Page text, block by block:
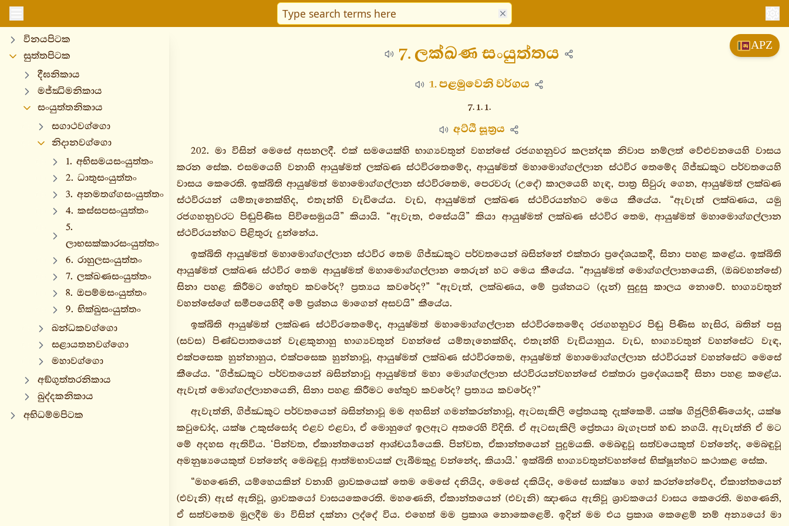
විනයපිටක
සුත්තපිටක
දීඝනිකාය
මජ්ඣිමනිකාය
සංයුත්තනිකාය
සගාථවග්ගො
නිදානවග්ගො
1. අභිසමයසංයුත්තං
2. ධාතුසංයුත්තං
3. අනමතග්ගසංයුත්තං
4. කස්සපසංයුත්තං
5.
ලාභසක්කාරසංයුත්තං
6. රාහුලසංයුත්තං
7. ලක්ඛණසංයුත්තං
8. ඔපම්මසංයුත්තං
9. භික්ඛුසංයුත්තං
ඛන්ධකවග්ගො
සළායතනවග්ගො
මහාවග්ගො
අඞ්ගුත්තරනිකාය
ඛුද්දකනිකාය
අභිධම්මපිටක
APZ
7. ලක්ඛණ සංයුත්තය
1. පළමුවෙනි වර්ගය
7. 1. 1.
අට්ඨි සූත්‍රය
202. මා විසින් මෙසේ අසනලදී. එක් සමයෙක්හි භාග්‍යවතුන් වහන්සේ රජගහනුවර කලන්දක නිවාප නම්ලත් වේළුවනයෙහි වාසය
කරන සේක. එසමයෙහි වනාහි ආයුෂ්මත් ලක්ඛණ ස්ථවිරතෙමේද, ආයුෂ්මත් මහාමොග්ගල්ලාන ස්ථවිර තෙමේද ගිජ්ඣකූට පර්වතයෙහි
වාසය කෙරෙති. ඉක්බිති ආයුෂ්මත් මහාමොග්ගල්ලාන ස්ථවිරතෙම, පෙරවරු (උදේ) කාලයෙහි හැඳ, පාත්‍ර සිවුරු ගෙන, ආයුෂ්මත් ලක්ඛණ
ස්ථවිරයන් යම්තැනෙක්හිද, එතැන්හි වැඩියේය. වැඩ, ආයුෂ්මත් ලක්ඛණ ස්ථවිරයන්හට මෙය කීයේය. “ඇවැත් ලක්ඛණය, යමු
රජගහනුවරට පිඬුපිණිස පිවිසෙමුයයි” කියායි. “ඇවැත, එසේයයි” කියා ආයුෂ්මත් ලක්ඛණ ස්ථවිර තෙම, ආයුෂ්මත් මහාමොග්ගල්ලාන
ස්ථවිරයන්හට පිළිතුරු දුන්නේය.
ඉක්බිති ආයුෂ්මත් මහාමොග්ගල්ලාන ස්ථවිර තෙම ගිජ්ඣකූට පර්වතයෙන් බසින්නේ එක්තරා ප්‍රදේශයකදී, සිනා පහළ කළේය. ඉක්බිති
ආයුෂ්මත් ලක්ඛණ ස්ථවිර තෙම ආයුෂ්මත් මහාමොග්ගල්ලාන තෙරුන් හට මෙය කීයේය. “ආයුෂ්මත් මොග්ගල්ලානයෙනි, (ඔබවහන්සේ)
සිනා පහළ කිරීමට හේතුව කවරේද? ප්‍රත්‍යය කවරේද?” “ඇවැත්, ලක්ඛණය, මේ ප්‍රශ්නයට (දැන්) සුදුසු කාලය නොවේ. භාග්‍යවතුන්
වහන්සේගේ සමීපයෙහිදී මේ ප්‍රශ්නය මාගෙන් අසවයි” කීයේය.
ඉක්බිති ආයුෂ්මත් ලක්ඛණ ස්ථවිරතෙමේද, ආයුෂ්මත් මහාමොග්ගල්ලාන ස්ථවිරතෙමේද රජගහනුවර පිඬු පිණිස හැසිර, බතින් පසු
(සවස) පිණ්ඩපාතයෙන් වැළකුනාහු භාග්‍යවතුන් වහන්සේ යම්තැනෙක්හිද, එතැන්හි වැඩියාහුය. වැඩ, භාග්‍යවතුන් වහන්සේට වැඳ,
එක්පසෙක හුන්නාහුය, එක්පසෙක හුන්නාවූ, ආයුෂ්මත් ලක්ඛණ ස්ථවිරතෙම, ආයුෂ්මත් මහාමොග්ගල්ලාන ස්ථවිරයන් වහන්සේට මෙසේ
කීයේය. “ගිජ්ඣකූට පර්වතයෙන් බසින්නාවූ ආයුෂ්මත් මහා මොග්ගල්ලාන ස්ථවිරයන්වහන්සේ එක්තරා ප්‍රදේශයකදී සිනා පහළ කළේය.
ඇවැත් මොග්ගල්ලානයෙනි, සිනා පහළ කිරීමට හේතුව කවරේද? ප්‍රත්‍යය කවරේද?”
ඇවැත්නි, ගිජ්ඣකූට පර්වතයෙන් බසින්නාවූ මම අහසින් ගමන්කරන්නාවූ, ඇටසැකිලි ප්‍රේතයකු දැක්කෙමි. යක්ෂ ගිජුලිහිණියෝද, යක්ෂ
කවුඩෝද, යක්ෂ උකුස්සෝද එළව එළවා, ඒ මොහුගේ ඉලඇට අතරෙහි විදිති. ඒ ඇටසැකිලි ප්‍රේතයා බැගෑපත් හඬ නගයි. ඇවැත්නි ඒ මට
මේ අදහස ඇතිවිය. ‘පින්වත, ඒකාන්තයෙන් ආශ්චර්‍ය්‍යයෙකි. පින්වත, ඒකාන්තයෙන් පුදුමයකි. මෙබඳුවූ සත්වයෙකුත් වන්නේද, මෙබඳුවූ
අමනුෂ්‍යයෙකුත් වන්නේද මෙබඳුවූ ආත්මභාවයක් ලැබීමකුදු වන්නේද, කියායි.’ ඉක්බිති භාග්‍යවතුන්වහන්සේ භික්ෂූන්හට කථාකළ සේක.
“මහණෙනි, යම්හෙයකින් වනාහි ශ්‍රාවකයෙක් තෙම මෙසේ දනියිද, මෙසේ දකියිද, මෙසේ සාක්ෂ්‍ය හෝ කරන්නේවේද, ඒකාන්තයෙන්
(එවැනි) ඇස් ඇතිවූ, ශ්‍රාවකයෝ වාසයකෙරෙති. මහණෙනි, ඒකාන්තයෙන් (එවැනි) ඤාණය ඇතිවූ ශ්‍රාවකයෝ වාසය කෙරෙති. මහණෙනි,
ඒ සත්වතෙම මුලදීම මා විසින් දක්නා ලද්දේ විය. එහෙත් මම ප්‍රකාශ නොකෙළෙමි. ඉදින් මම එය ප්‍රකාශ කෙළෙම් නම් අන්‍යයෝ මා